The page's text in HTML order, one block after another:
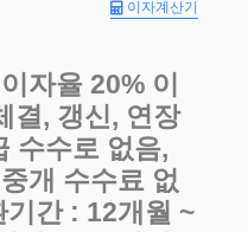
이자계산기
자율 20% 이
결, 갱신, 연장
수수로 없음,
개 수수료 없
기간 : 12개월 ~